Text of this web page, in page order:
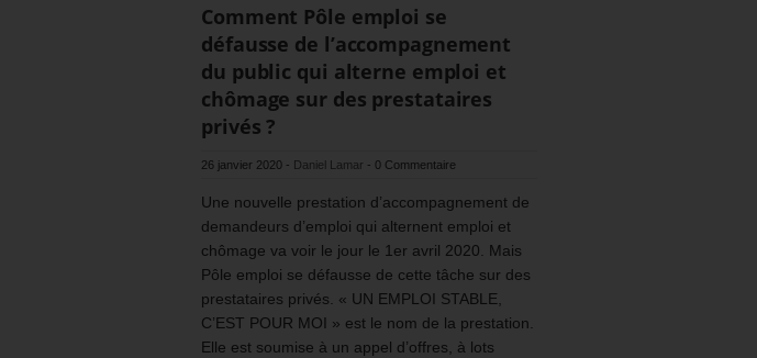
Comment Pôle emploi se
défausse de l’accompagnement
du public qui alterne emploi et
chômage sur des prestataires
privés ?
26 janvier 2020 - Daniel Lamar - 0 Commentaire
Une nouvelle prestation d’accompagnement de
demandeurs d’emploi qui alternent emploi et
chômage va voir le jour le 1er avril 2020. Mais
Pôle emploi se défausse de cette tâche sur des
prestataires privés. « UN EMPLOI STABLE,
C’EST POUR MOI » est le nom de la prestation.
Elle est soumise à un appel d’offres, à lots